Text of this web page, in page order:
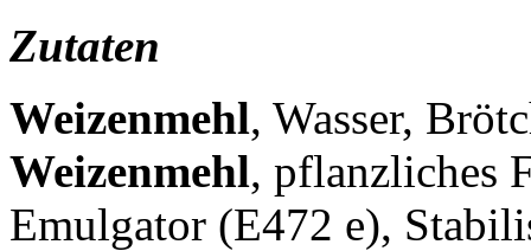
Zutaten
Weizenmehl, Wasser,
Weizenmehl, pflanzliches
Emulgator (E472 e),